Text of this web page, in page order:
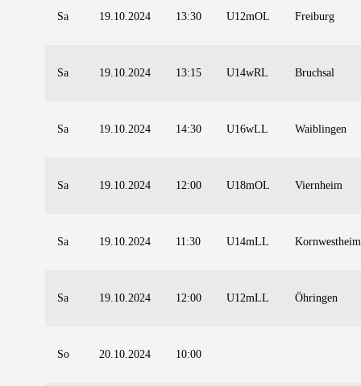
Sa 19.10.2024 13:30 U12mOL Freiburg
Sa 19.10.2024 13:15 U14wRL Bruchsal
Sa 19.10.2024 14:30 U16wLL Waiblingen
Sa 19.10.2024 12:00 U18mOL Viernheim
Sa 19.10.2024 11:30 U14mLL
Sa 19.10.2024 12:00 U12mLL Öhringen
So 20.10.2024 10:00